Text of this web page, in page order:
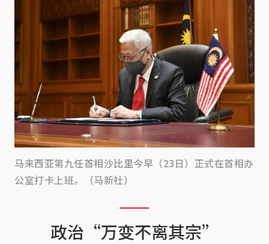
马来西亚第九任首相沙比里今早（23日）正式在首相办
公室打卡上班。（马新社）
政治“万变不离其宗”